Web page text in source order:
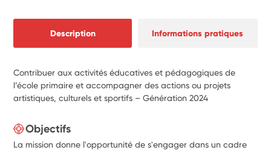
Description Informations pratiques
Contribuer aux activités éducatives et pédagogiques de
l’école primaire et accompagner des actions ou projets
artistiques, culturels et sportifs – Génération 2024
Objectifs
La mission donne l'opportunité de s'engager dans un cadre